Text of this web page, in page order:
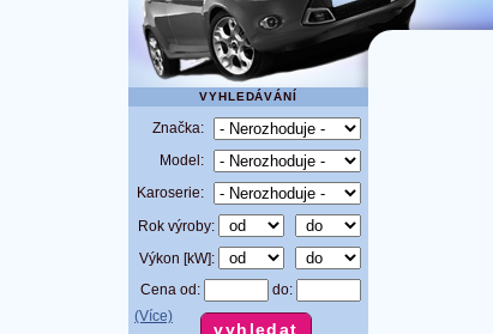
VYHLEDÁVÁNÍ
Značka:
Model:
Karoserie:
Rok výroby:
Výkon [kW]:
Cena od:
do:
(Více)